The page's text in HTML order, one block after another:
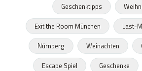
Geschenktipps
Exit the Room München
Last-
Nürnberg
Weinachten
Escape Spiel
Geschenke